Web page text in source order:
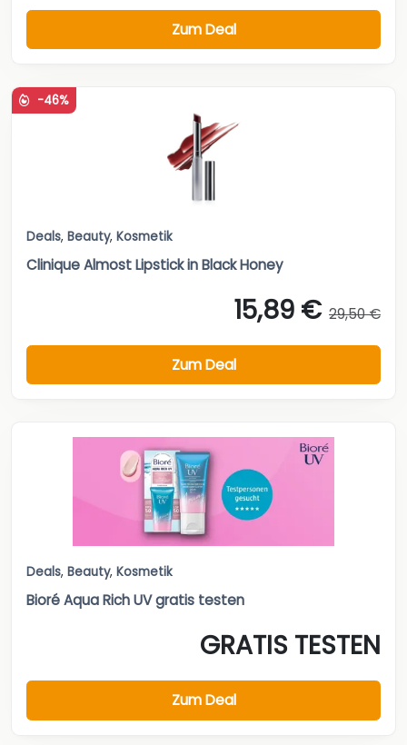
Zum Deal
-46%
Deals, Beauty, Kosmetik
Clinique Almost Lipstick in Black Honey
15,89 € 29,50 €
Zum Deal
Deals, Beauty, Kosmetik
Bioré Aqua Rich UV gratis testen
GRATIS TESTEN
Zum Deal